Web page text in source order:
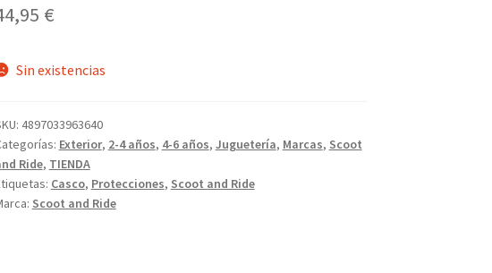
€
Sin existencias
4897033963640
Exterior, 2-4 años, 4-6 años, Juguetería, Marcas, Scoot
Ride, TIENDA
Casco, Protecciones, Scoot and Ride
Scoot and Ride